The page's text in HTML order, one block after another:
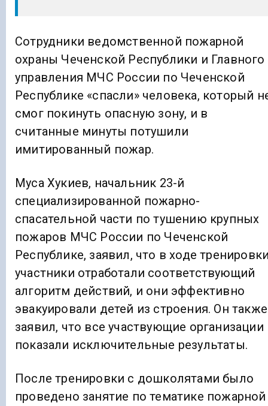
Сотрудники ведомственной пожарной
охраны Чеченской Республики и Главного
управления МЧС России по Чеченской
Республике «спасли» человека, который
смог покинуть опасную зону, и в
считанные минуты потушили
имитированный пожар.
Муса Хукиев, начальник 23-й
специализированной пожарно-
спасательной части по тушению крупных
пожаров МЧС России по Чеченской
Республике, заявил, что в ходе
участники отработали соответствующий
алгоритм действий, и они эффективно
эвакуировали детей из строения. Он также
заявил, что все участвующие организации
показали исключительные результаты.
После тренировки с дошколятами было
проведено занятие по тематике пожарной